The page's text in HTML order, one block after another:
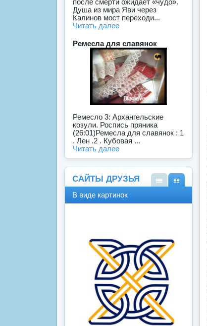
после смерти ожидает «чудо».
Душа из мира Яви через
Калинов мост переходи...
Читать далее
Ремесла для славянок
Ремесло 3: Архангельские
козули. Роспись пряника
(26:01)Ремесла для славянок : 1
. Лен .2 . Кубовая ...
Читать далее
САЙТЫ ДРУЗЬЯ
В виде картинок